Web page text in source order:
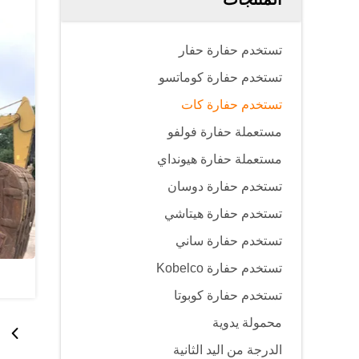
تستخدم حفارة حفار
تستخدم حفارة كوماتسو
تستخدم حفارة كات
مستعملة حفارة فولفو
مستعملة حفارة هيونداي
تستخدم حفارة دوسان
تستخدم حفارة هيتاشي
تستخدم حفارة ساني
تستخدم حفارة Kobelco
تستخدم حفارة كوبوتا
محمولة يدوية
الدرجة من اليد الثانية